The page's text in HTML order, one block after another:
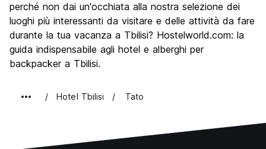
perché non dai un'occhiata alla nostra selezione dei
luoghi più interessanti da visitare e delle attività da fare
durante la tua vacanza a Tbilisi? Hostelworld.com: la
guida indispensabile agli hotel e alberghi per
backpacker a Tbilisi.
Hotel Tbilisi Tato